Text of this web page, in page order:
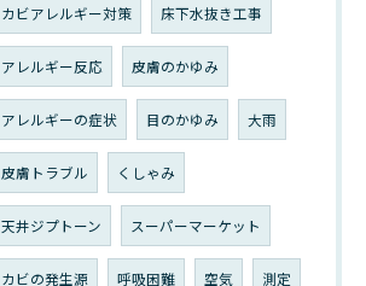
カビアレルギー対策 床下水抜き工事
アレルギー反応 皮膚のかゆみ
アレルギーの症状 目のかゆみ 大雨
皮膚トラブル くしゃみ
天井ジプトーン スーパーマーケット
カビの発生源 呼吸困難 空気 測定